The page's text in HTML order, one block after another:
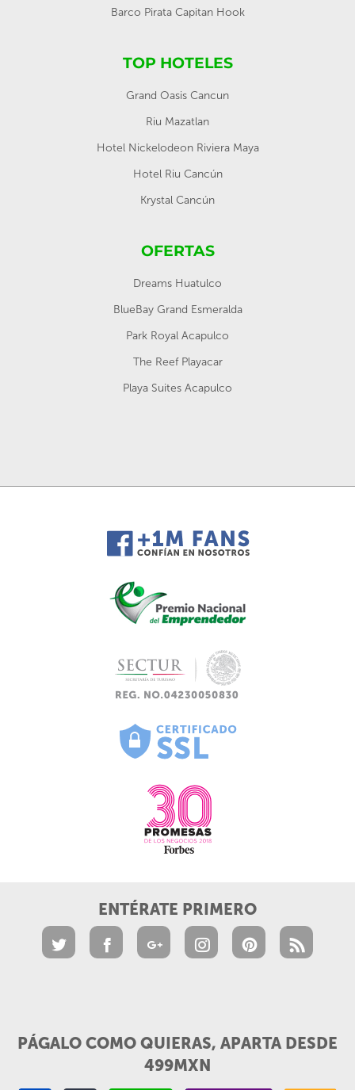
Barco Pirata Capitan Hook
TOP HOTELES
Grand Oasis Cancun
Riu Mazatlan
Hotel Nickelodeon Riviera Maya
Hotel Riu Cancún
Krystal Cancún
OFERTAS
Dreams Huatulco
BlueBay Grand Esmeralda
Park Royal Acapulco
The Reef Playacar
Playa Suites Acapulco
ENTÉRATE PRIMERO
PÁGALO COMO QUIERAS, APARTA DESDE
499MXN